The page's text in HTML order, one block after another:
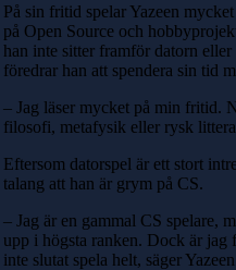
På sin fritid spelar Yazeen
på Open Source och
han inte sitter framför datorn
föredrar han att spendera sin tid
– Jag läser mycket på min fritid.
filosofi, metafysik eller rysk
Eftersom datorspel är ett stort
talang att han är grym på CS.
– Jag är en gammal CS spelare,
upp i högsta ranken. Dock är jag
inte slutat spela helt, säger